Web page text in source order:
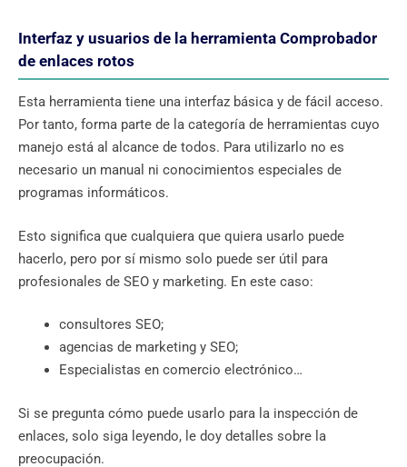
Interfaz y usuarios de la herramienta Comprobador
de enlaces rotos
Esta herramienta tiene una interfaz básica y de fácil acceso.
Por tanto, forma parte de la categoría de herramientas cuyo
manejo está al alcance de todos. Para utilizarlo no es
necesario un manual ni conocimientos especiales de
programas informáticos.
Esto significa que cualquiera que quiera usarlo puede
hacerlo, pero por sí mismo solo puede ser útil para
profesionales de SEO y marketing. En este caso:
consultores SEO;
agencias de marketing y SEO;
Especialistas en comercio electrónico…
Si se pregunta cómo puede usarlo para la inspección de
enlaces, solo siga leyendo, le doy detalles sobre la
preocupación.